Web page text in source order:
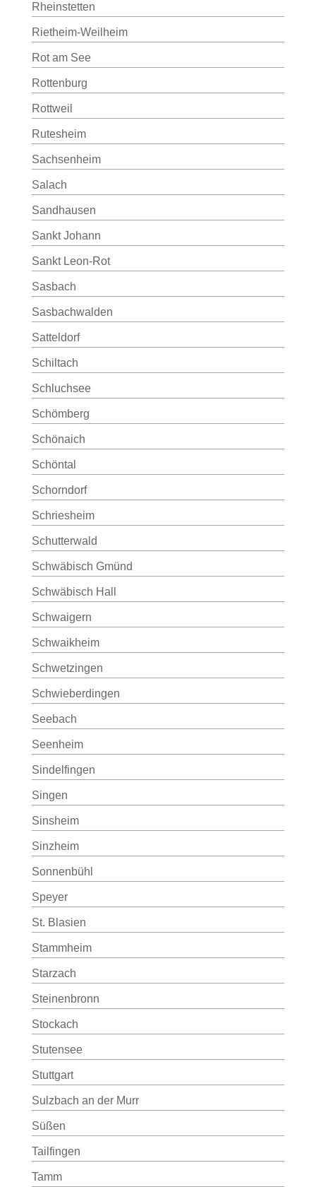
Rheinstetten
Rietheim-Weilheim
Rot am See
Rottenburg
Rottweil
Rutesheim
Sachsenheim
Salach
Sandhausen
Sankt Johann
Sankt Leon-Rot
Sasbach
Sasbachwalden
Satteldorf
Schiltach
Schluchsee
Schömberg
Schönaich
Schöntal
Schorndorf
Schriesheim
Schutterwald
Schwäbisch Gmünd
Schwäbisch Hall
Schwaigern
Schwaikheim
Schwetzingen
Schwieberdingen
Seebach
Seenheim
Sindelfingen
Singen
Sinsheim
Sinzheim
Sonnenbühl
Speyer
St. Blasien
Stammheim
Starzach
Steinenbronn
Stockach
Stutensee
Stuttgart
Sulzbach an der Murr
Süßen
Tailfingen
Tamm